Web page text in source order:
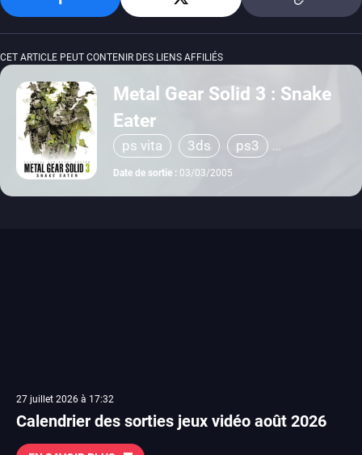
CET ARTICLE PEUT CONTENIR DES LIENS AFFILIÉS
Metal Gear Solid 3 : Snake
Eater
ps vita 3ds
ps3
xbox 360
playstation 2
Date de sortie : 03/03/2005
27 juillet 2026 à 17:32
Calendrier des sorties jeux vidéo août 2026